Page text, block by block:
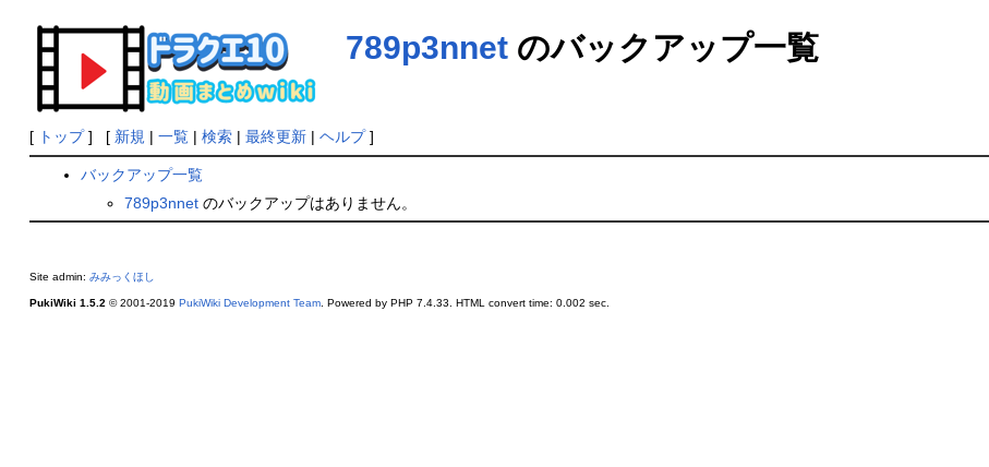
789p3nnetのバックアップ一覧
[ トップ] [ 新規 | 一覧| 検索| 最終更新| ヘルプ]
バックアップ一覧
789p3nnet のバックアップはありません。
Site admin: みみっくほし
PukiWiki 1.5.2 © 2001-2019 PukiWiki Development Team. Powered by PHP 7.4.33. HTML convert time: 0.002 sec.